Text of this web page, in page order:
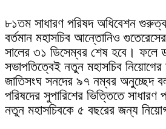
৮১তম সাধারণ পরিষদ অধিবেশন
বর্তমান মহাসচিব আন্তোনিও
সালের ৩১ ডিসেম্বর শেষ হবে। ফলে
সভাপতিত্বেই নতুন মহাসচিব
জাতিসংঘ সনদের ৯৭ নম্বর অনুচ্ছেদ
পরিষদের সুপারিশের ভিত্তিতে সাধারণ
নতুন মহাসচিবকে ৫ বছরের জন্য